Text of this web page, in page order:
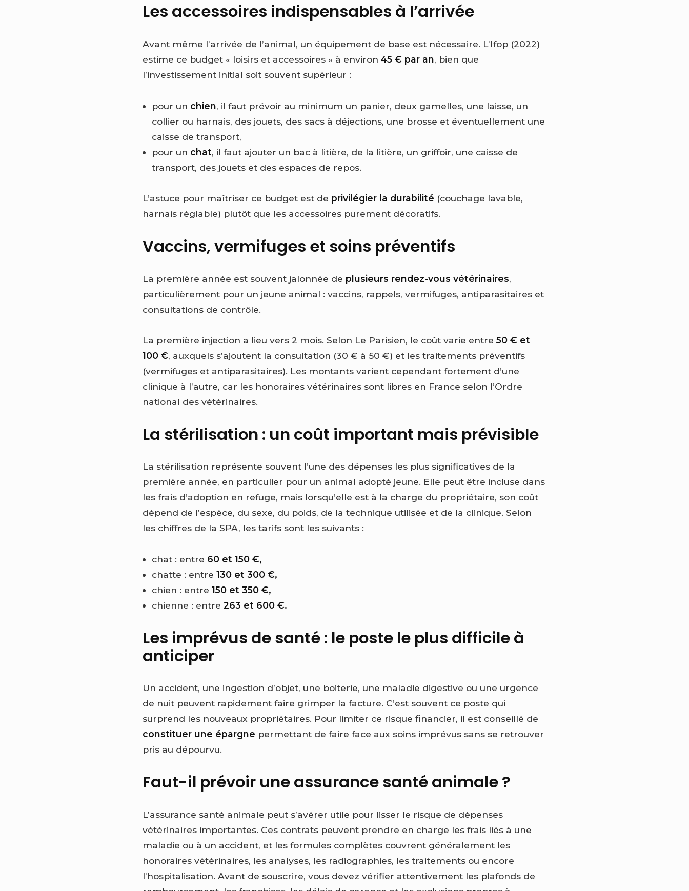
Les accessoires indispensables à l’arrivée
Avant même l’arrivée de l’animal, un équipement de base est nécessaire. L’Ifop (2022)
estime ce budget « loisirs et accessoires » à environ45 € par an, bien que
l’investissement initial soit souvent supérieur :
pour un chien, il faut prévoir au minimum un panier, deux gamelles, une laisse, un
collier ou harnais, des jouets, des sacs à déjections, une brosse et éventuellement une
caisse de transport,
pour un chat, il faut ajouter un bac à litière, de la litière, un griffoir, une caisse de
transport, des jouets et des espaces de repos.
L’astuce pour maîtriser ce budget est de privilégier la durabilité (couchage lavable,
harnais réglable) plutôt que les accessoires purement décoratifs.
Vaccins, vermifuges et soins préventifs
La première année est souvent jalonnée de plusieurs rendez-vous vétérinaires,
particulièrement pour un jeune animal : vaccins, rappels, vermifuges, antiparasitaires et
consultations de contrôle.
La première injection a lieu vers 2 mois. Selon Le Parisien, le coût varie entre50 € et
100 €, auxquels s’ajoutent la consultation (30 € à 50 €) et les traitements préventifs
(vermifuges et antiparasitaires). Les montants varient cependant fortement d’une
clinique à l’autre, car les honoraires vétérinaires sont libres en France selon l’Ordre
national des vétérinaires.
La stérilisation : un coût important mais prévisible
La stérilisation représente souvent l’une des dépenses les plus significatives de la
première année, en particulier pour un animal adopté jeune. Elle peut être incluse dans
les frais d’adoption en refuge, mais lorsqu’elle est à la charge du propriétaire, son coût
dépend de l’espèce, du sexe, du poids, de la technique utilisée et de la clinique. Selon
les chiffres de la SPA, les tarifs sont les suivants :
chat : entre 60 et 150 €,
chatte : entre 130 et 300 €,
chien : entre 150 et 350 €,
chienne : entre 263 et 600 €.
Les imprévus de santé : le poste le plus difficile à
anticiper
Un accident, une ingestion d’objet, une boiterie, une maladie digestive ou une urgence
de nuit peuvent rapidement faire grimper la facture. C’est souvent ce poste qui
surprend les nouveaux propriétaires. Pour limiter ce risque financier, il est conseillé de
constituer une épargne permettant de faire face aux soins imprévus sans se retrouver
pris au dépourvu.
Faut-il prévoir une assurance santé animale ?
L’assurance santé animale peut s’avérer utile pour lisser le risque de dépenses
vétérinaires importantes. Ces contrats peuvent prendre en charge les frais liés à une
maladie ou à un accident, et les formules complètes couvrent généralement les
honoraires vétérinaires, les analyses, les radiographies, les traitements ou encore
l’hospitalisation. Avant de souscrire, vous devez vérifier attentivement les plafonds de